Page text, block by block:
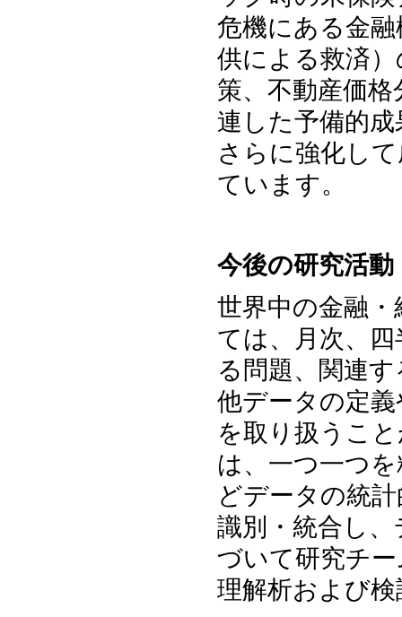
危機にある金
供による救済
策、不動産価
連した予備的
さらに強化し
ています。
今後の研究活動
世界中の金融
ては、月次、
る問題、関連
他データの定
を取り扱うこ
は、一つ一つ
どデータの統
識別・統合し
づいて研究チ
理解析および